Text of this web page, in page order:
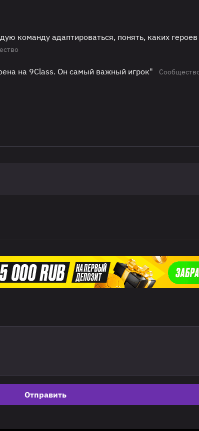
команду адаптироваться, понять, каких
на 9Class. Он самый важный игрок"
Отправить